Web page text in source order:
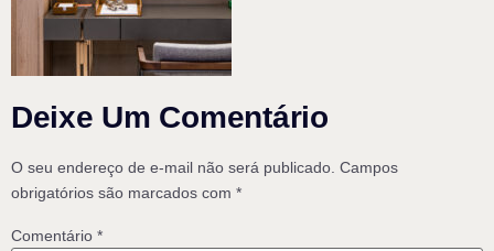
Deixe Um Comentário
O seu endereço de e-mail não será publicado. Campos
obrigatórios são marcados com *
Comentário *